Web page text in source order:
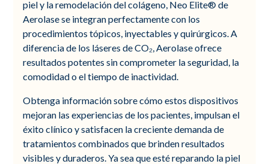
piel y la remodelación del colágeno, Neo Elite® de
Aerolase se integran perfectamente con los
procedimientos tópicos, inyectables y quirúrgicos. A
diferencia de los láseres de CO₂, Aerolase ofrece
resultados potentes sin comprometer la seguridad, la
comodidad o el tiempo de inactividad.
Obtenga información sobre cómo estos dispositivos
mejoran las experiencias de los pacientes, impulsan el
éxito clínico y satisfacen la creciente demanda de
tratamientos combinados que brinden resultados
visibles y duraderos. Ya sea que esté reparando la piel